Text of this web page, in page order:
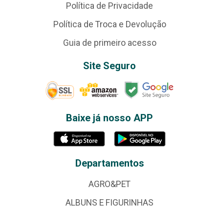
Política de Privacidade
Política de Troca e Devolução
Guia de primeiro acesso
Site Seguro
Baixe já nosso APP
Departamentos
AGRO&PET
ALBUNS E FIGURINHAS